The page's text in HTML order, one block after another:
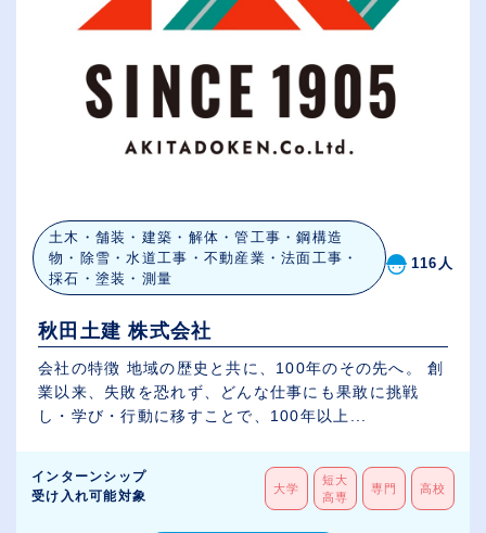
土木・舗装・建築・解体・管工事・鋼構造
物・除雪・水道工事・不動産業・法面工事・
採石・塗装・測量
116人
秋田土建 株式会社
会社の特徴 地域の歴史と共に、100年のその先へ。 創
業以来、失敗を恐れず、どんな仕事にも果敢に挑戦
し・学び・行動に移すことで、100年以上...
インターンシップ
受け入れ可能対象
大学
短大
高専
専門 高校